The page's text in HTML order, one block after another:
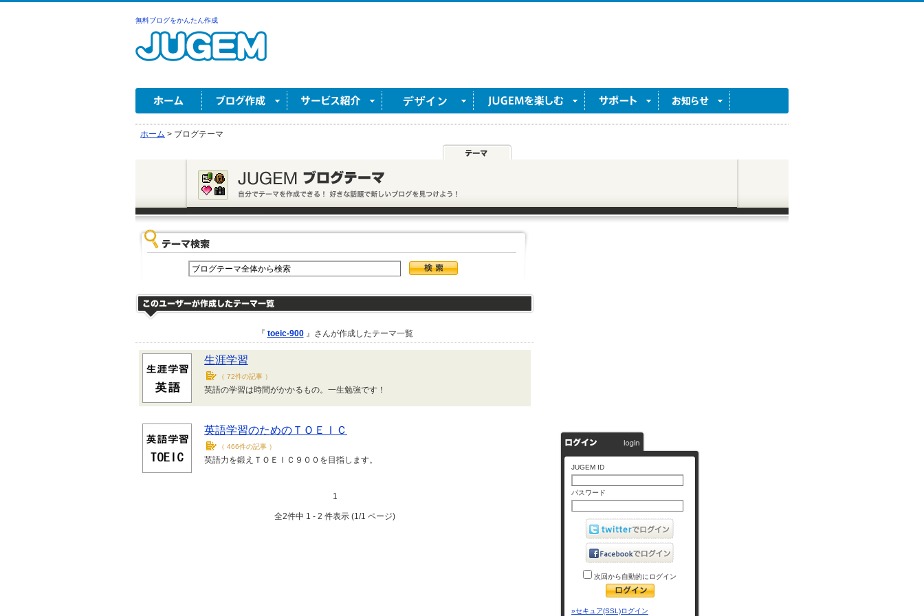
無料ブログをかんたん作成
ホーム > ブログテーマ
『 toeic-900』さんが作成したテーマ一覧
生涯学習
（ 72件の記事 ）
英語の学習は時間がかかるもの。一生勉強です！
英語学習のためのＴＯＥＩＣ
（ 466件の記事 ）
英語力を鍛えＴＯＥＩＣ９００を目指します。
1
全2件中 1 - 2 件表示 (1/1 ページ)
JUGEM ID
パスワード
次回から自動的にログイン
»セキュア(SSL)ログイン